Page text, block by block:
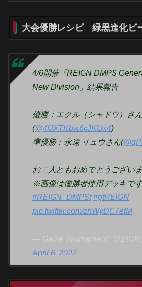
大会優勝レシピ 緑黒進化ビ
4/6開催「REIGN DMPS
New Division」結果報告
優勝：エクル（シャドウ）さん
(@4fJXTKbw6cJKUx4)
準優勝：永遠 リュウさん(
お二人ともおめでとうござい
※画像は優勝者使用デッキで
#REIGN_DMPSt #gtREIGN
pic.twitter.com/znWyDC7efM
— Game Tournament『REIGN
April 6, 2022